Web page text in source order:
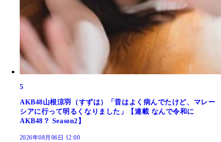
5
AKB48山根涼羽（すずは）「昔はよく病んでたけど、マレー
シアに行って明るくなりました」【連載 なんで令和に
AKB48？ Season2】
2026年08月06日 12:00